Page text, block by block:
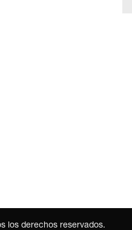
los derechos reservados.